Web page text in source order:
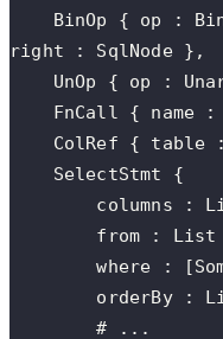
right : SqlNode },
UnOp { op :
FnCall {
ColRef {
    SelectStmt {
columns
from :
where
orderBy
        # ...